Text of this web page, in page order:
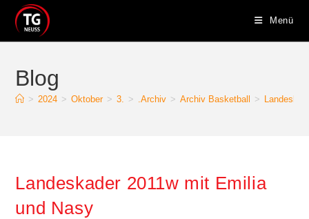
Inhalt
springen
Menü
Blog
> 2024 > Oktober > 3. > .Archiv > Archiv Basketball >
Landeskader 2011w mit Emilia
und Nasy